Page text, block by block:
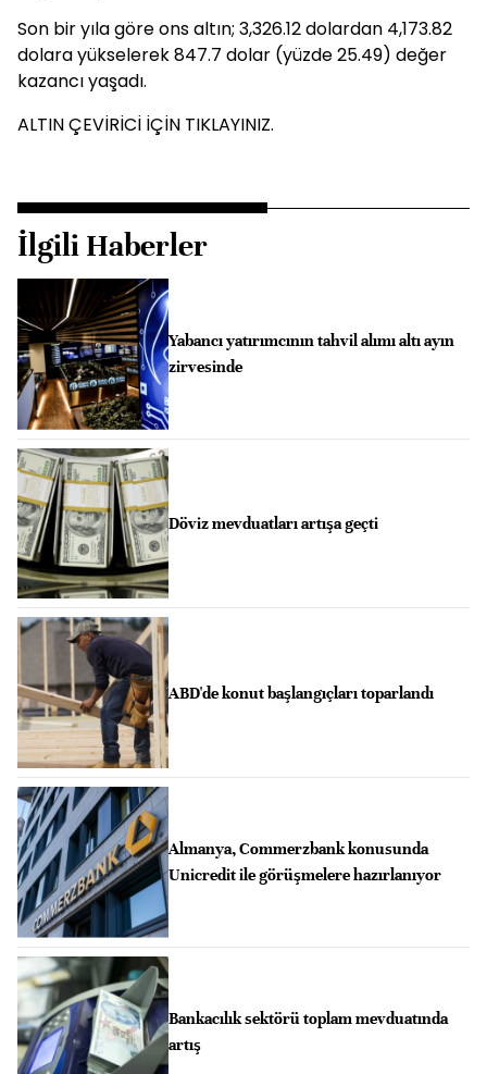
Son bir yıla göre ons altın; 3,326.12 dolardan 4,173.82
dolara yükselerek 847.7 dolar (yüzde 25.49) değer
kazancı yaşadı.
ALTIN ÇEVİRİCİ İÇİN TIKLAYINIZ.
İlgili Haberler
Yabancı yatırımcının tahvil alımı altı ayın
zirvesinde
Döviz mevduatları artışa geçti
ABD'de konut başlangıçları toparlandı
Almanya, Commerzbank konusunda
Unicredit ile görüşmelere hazırlanıyor
Bankacılık sektörü toplam mevduatında
artış